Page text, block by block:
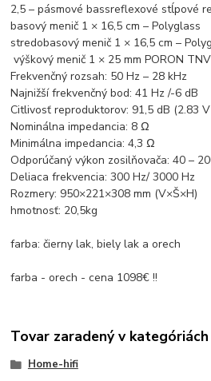
2,5 – pásmové bassreflexové stĺpové
basový menič 1 × 16,5 cm – Polyglass
stredobasovýmenič 1 × 16,5 cm –
výškovýmenič 1 × 25 mm PORON
Frekvenčný rozsah: 50 Hz – 28 kHz
Najnižší frekvenčný bod: 41 Hz /-6 dB
Citlivosť reproduktorov: 91,5 dB (2.83
Nominálna impedancia: 8 Ω
Minimálna impedancia: 4,3 Ω
Odporúčaný výkon zosilňovača: 40 –
Deliaca frekvencia: 300 Hz/ 3000 Hz
Rozmery: 950×221×308 mm (V×Š×H)
hmotnosť: 20,5kg
farba: čierny lak, biely lak a orech
farba - orech - cena 1098€ !!
Tovar zaradený v kategóriách
Home-hifi